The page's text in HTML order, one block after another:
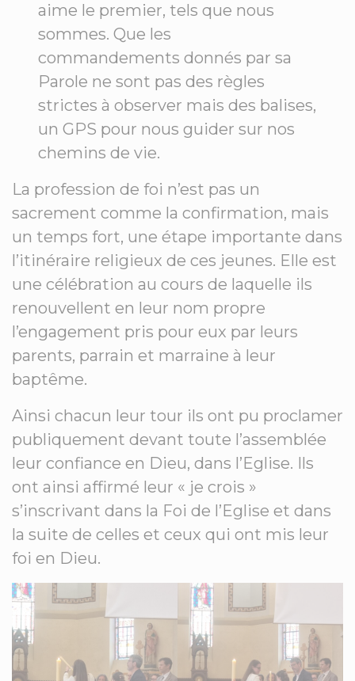
aime le premier, tels que nous
sommes. Que les
commandements donnés par sa
Parole ne sont pas des règles
strictes à observer mais des balises,
un GPS pour nous guider sur nos
chemins de vie.
La profession de foi n’est pas un
sacrement comme la confirmation, mais
un temps fort, une étape importante dans
l’itinéraire religieux de ces jeunes. Elle est
une célébration au cours de laquelle ils
renouvellent en leur nom propre
l’engagement pris pour eux par leurs
parents, parrain et marraine à leur
baptême.
Ainsi chacun leur tour ils ont pu proclamer
publiquement devant toute l’assemblée
leur confiance en Dieu, dans l’Eglise. Ils
ont ainsi affirmé leur « je crois »
s’inscrivant dans la Foi de l’Eglise et dans
la suite de celles et ceux qui ont mis leur
foi en Dieu.